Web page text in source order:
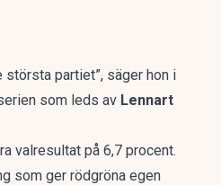
partiet”, säger hon i
som leds av Lennart
valresultat på 6,7 procent.
som ger rödgröna egen